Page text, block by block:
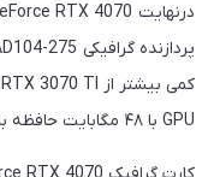
GPU با ۴۸ مگابایت حافظه با حداکثر ۱۶۰ واحد ROP همراه است.